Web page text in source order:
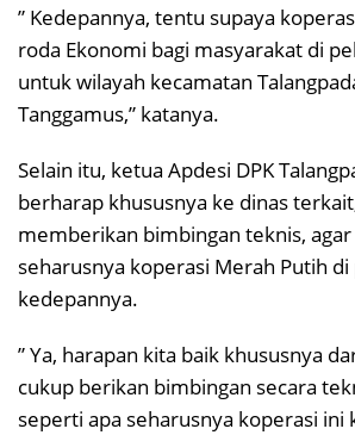
” Kedepannya, tentu supaya
roda Ekonomi bagi masyarakat di
untuk wilayah kecamatan
Tanggamus,” katanya.
Selain itu, ketua Apdesi DPK
berharap khususnya ke dinas
memberikan bimbingan teknis,
seharusnya koperasi Merah Putih di
kedepannya.
” Ya, harapan kita baik khususnya
cukup berikan bimbingan secara
seperti apa seharusnya koperasi ini